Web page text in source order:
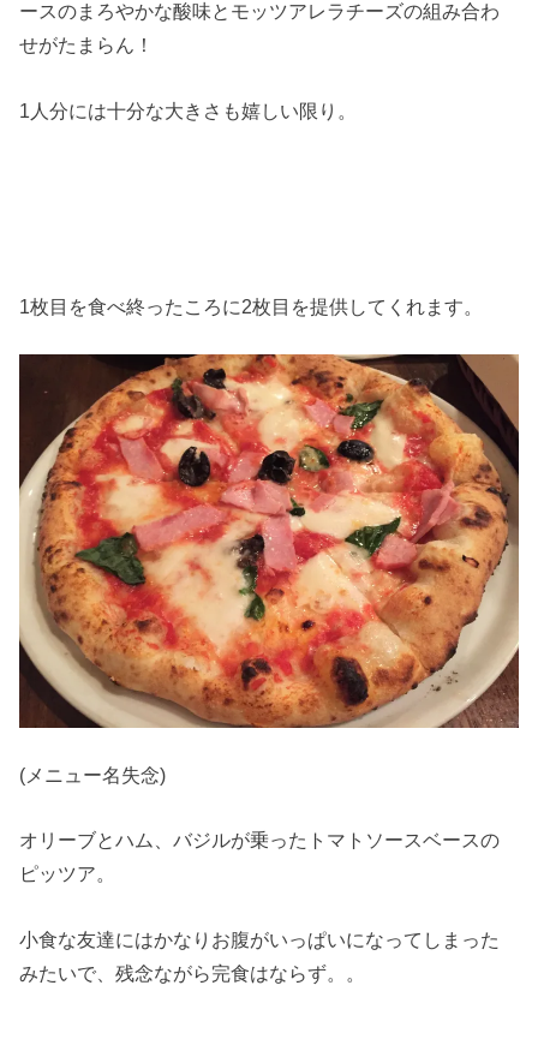
ースのまろやかな酸味とモッツアレラチーズの組み合わ
せがたまらん！
1人分には十分な大きさも嬉しい限り。
1枚目を食べ終ったころに2枚目を提供してくれます。
(メニュー名失念)
オリーブとハム、バジルが乗ったトマトソースベースの
ピッツア。
小食な友達にはかなりお腹がいっぱいになってしまった
みたいで、残念ながら完食はならず。。